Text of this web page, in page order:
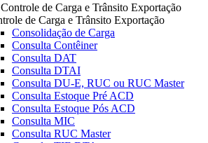
Controle de Carga e Trânsito Exportação
de Carga e Trânsito Exportação
Consolidação de Carga
Consulta Contêiner
Consulta DAT
Consulta DTAI
Consulta DU-E, RUC ou RUC Master
Consulta Estoque Pré ACD
Consulta Estoque Pós ACD
Consulta MIC
Consulta RUC Master